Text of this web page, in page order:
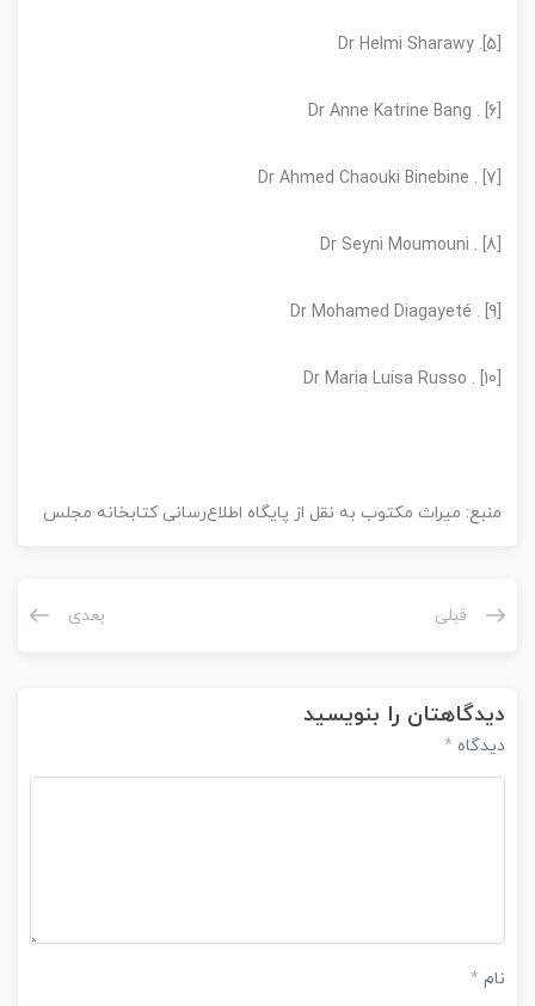
[5]. Dr Helmi Sharawy
[6] . Dr Anne Katrine Bang
[7] . Dr Ahmed Chaouki Binebine
[8] . Dr Seyni Moumouni
[9] . Dr Mohamed Diagayeté
[10] . Dr Maria Luisa Russo
منبع: میراث مکتوب به نقل از پایگاه اطلاع‌رسانی کتابخانه مجلس
قبلی بعدی
دیدگاهتان را بنویسید
دیدگاه *
نام *